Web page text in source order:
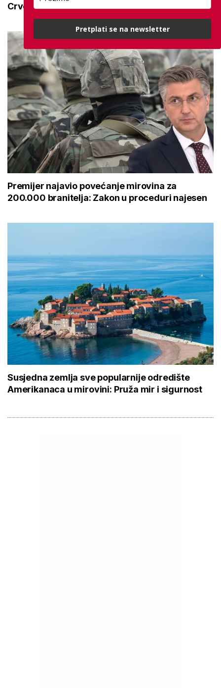
Crveno upozorenje vlada na ovom području
Premijer najavio povećanje mirovina za
200.000 branitelja: Zakon u proceduri najesen
Susjedna zemlja sve popularnije odredište
Amerikanaca u mirovini: Pruža mir i sigurnost
Pretplati se na newsletter